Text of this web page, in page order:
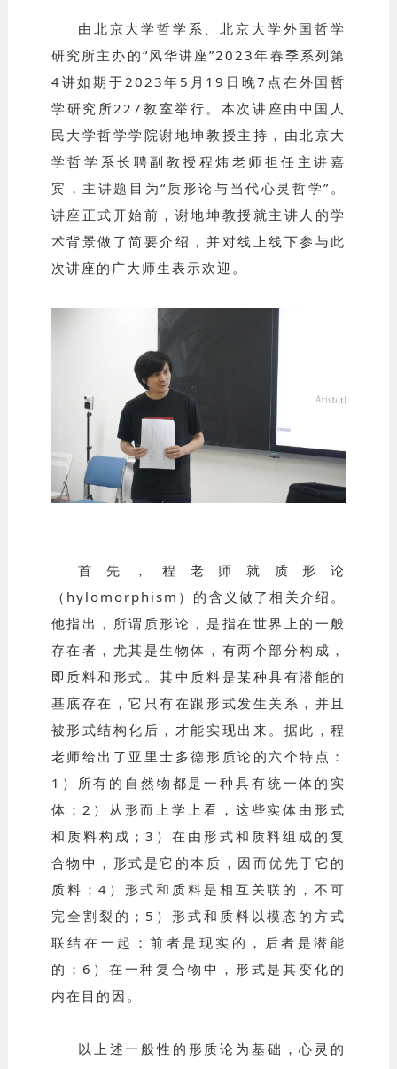
由北京大学哲学系、北京大学外国哲学
研究所主办的“风华讲座”2023年春季系列第
4讲如期于2023年5月19日晚7点在外国哲
学研究所227教室举行。本次讲座由中国人
民大学哲学学院谢地坤教授主持，由北京大
学哲学系长聘副教授程炜老师担任主讲嘉
宾，主讲题目为“质形论与当代心灵哲学”。
讲座正式开始前，谢地坤教授就主讲人的学
术背景做了简要介绍，并对线上线下参与此
次讲座的广大师生表示欢迎。
首先，程老师就质形论
（hylomorphism）的含义做了相关介绍。
他指出，所谓质形论，是指在世界上的一般
存在者，尤其是生物体，有两个部分构成，
即质料和形式。其中质料是某种具有潜能的
基底存在，它只有在跟形式发生关系，并且
被形式结构化后，才能实现出来。据此，程
老师给出了亚里士多德形质论的六个特点：
1）所有的自然物都是一种具有统一体的实
体；2）从形而上学上看，这些实体由形式
和质料构成；3）在由形式和质料组成的复
合物中，形式是它的本质，因而优先于它的
质料；4）形式和质料是相互关联的，不可
完全割裂的；5）形式和质料以模态的方式
联结在一起：前者是现实的，后者是潜能
的；6）在一种复合物中，形式是其变化的
内在目的因。
以上述一般性的形质论为基础，心灵的